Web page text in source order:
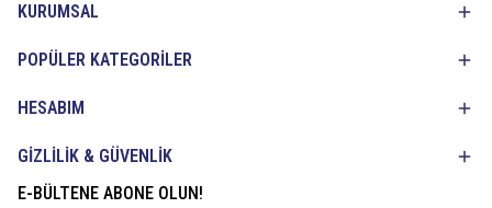
KURUMSAL
POPÜLER KATEGORİLER
HESABIM
GİZLİLİK & GÜVENLİK
E-BÜLTENE ABONE OLUN!